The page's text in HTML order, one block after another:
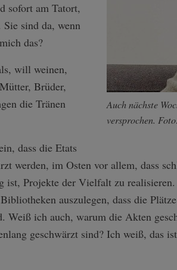
Auch nächste
versprochen.
sofort am Tatort,
sind da, wenn
das?
will weinen,
Brüder,
die Tränen
dass die Etats
werden, im Osten vor allem, dass
ist, Projekte der Vielfalt zu
auszulegen, dass die
Weiß ich auch, warum die Akten
geschwärzt sind? Ich weiß, das